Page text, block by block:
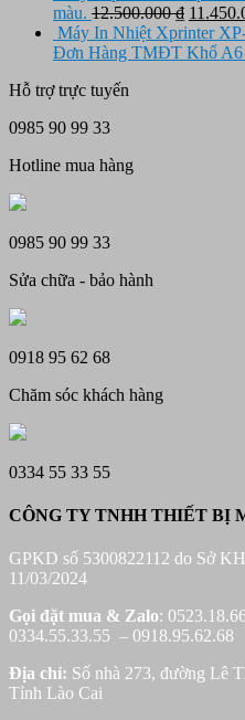
là:
11.650.000 ₫.
tại
là:
10.950.000 ₫.
màu. 12.500.000₫ Giá
gốc
là:
Máy In Nhiệt Xprinter
Đơn Hàng TMĐT Khổ
Hỗ trợ trực tuyến
0985 90 99 33
Hotline mua hàng
0985 90 99 33
Sửa chữa - bảo hành
0918 95 62 68
Chăm sóc khách hàng
0334 55 33 55
CÔNG TY TNHH THIẾT BỊ
GPKD số 5300822112 do Sở
11/03/2024
Gọi đặt mua & Zalo:
0334.55.33.55 – 0918.95.62.68
Địa chỉ: Số nhà 273, đường Lê
Tỉnh Lào Cai